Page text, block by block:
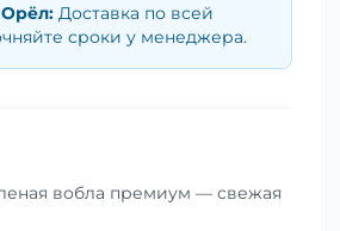
Орёл: Доставка по всей
сроки у менеджера.
вобла премиум — свежая